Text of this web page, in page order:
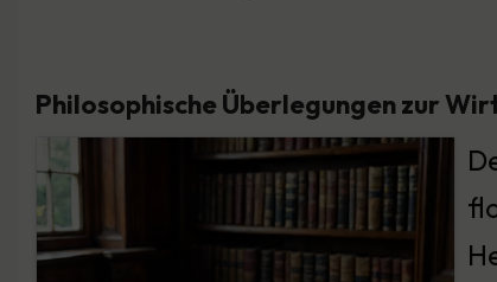
Philosophische Überlegungen zur